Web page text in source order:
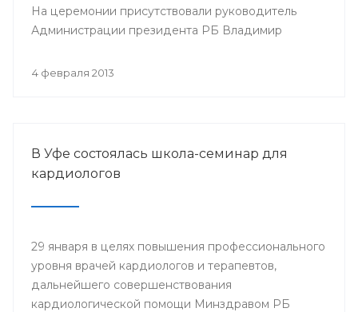
На церемонии присутствовали руководитель
Администрации президента РБ Владимир
Шебаев, глава администрации МР
4 февраля 2013
В Уфе состоялась школа-семинар для
кардиологов
29 января в целях повышения профессионального
уровня врачей кардиологов и терапевтов,
дальнейшего совершенствования
кардиологической помощи Минздравом РБ